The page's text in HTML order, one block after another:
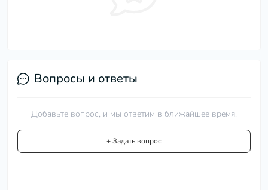
Вопросы и ответы
Добавьте вопрос, и мы ответим в ближайшее время.
+ Задать вопрос